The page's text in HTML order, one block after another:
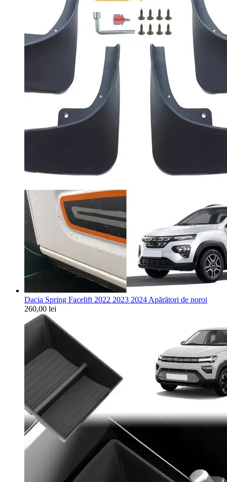
Dacia Spring Facelift 2022 2023 2024 Apărători de noroi
260,00 lei